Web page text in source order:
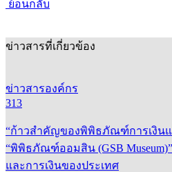
ย้อนกลับ
ข่าวสารที่เกี่ยวข้อง
ข่าวสารองค์กร
313
“ก้าวสำคัญของพิพิธภัณฑ์การเงิน
“พิพิธภัณฑ์ออมสิน (GSB
และการเงินของประเทศ